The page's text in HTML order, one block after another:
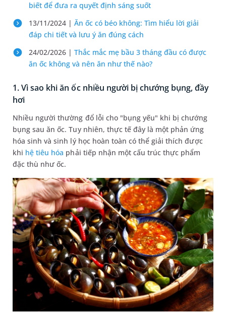
biết để đưa ra quyết định sáng suốt
13/11/2024 | Ăn ốc có béo không: Tìm hiểu lời giải
đáp chi tiết và lưu ý ăn đúng cách
24/02/2026 | Thắc mắc mẹ bầu 3 tháng đầu có được
ăn ốc không và nên ăn như thế nào?
1. Vì sao khi ăn ốc nhiều người bị chướng bụng, đầy
hơi
Nhiều người thường đổ lỗi cho "bụng yếu" khi bị chướng
bụng sau ăn ốc. Tuy nhiên, thực tế đây là một phản ứng
hóa sinh và sinh lý học hoàn toàn có thể giải thích được
khi hệ tiêu hóa phải tiếp nhận một cấu trúc thực phẩm
đặc thù như ốc.